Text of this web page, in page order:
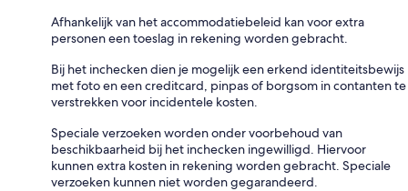
Afhankelijk van het accommodatiebeleid kan voor extra
personen een toeslag in rekening worden gebracht.
Bij het inchecken dien je mogelijk een erkend identiteitsbewijs
met foto en een creditcard, pinpas of borgsom in contanten te
verstrekken voor incidentele kosten.
Speciale verzoeken worden onder voorbehoud van
beschikbaarheid bij het inchecken ingewilligd. Hiervoor
kunnen extra kosten in rekening worden gebracht. Speciale
verzoeken kunnen niet worden gegarandeerd.